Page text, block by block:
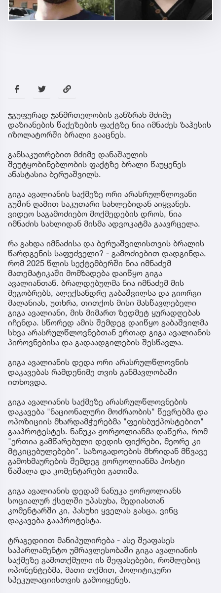
ჯგუფურად ჯანმრთელობის განზრახ მძიმე
დაზიანების წაქეზების ფაქტზე ნია იმნაძეს ზაჰესის
იზოლატორში ბრალი გააცნეს.
განსაკუთრებით მძიმე დანაშაულის
შეუტყობინებლობის ფაქტზე ბრალი წაუყენეს
ანასტასია ბერუაშვილს.
გიგა ავალიანის საქმეზე ორი არასრულწლოვანი
გუშინ ღამით საკუთარი სახლებიდან აიყვანეს.
ვიდეო საგამოძიებო მოქმედების დროს, ნია
იმნაძის სახლიდან მისმა ადვოკატმა გაავრცელა.
რა გახდა იმნაძისა და ბერუაშვილისთვის ბრალის
წარდგენის საფუძველი? - გამოძიებით დადგინდა,
რომ 2025 წლის სექტემბერში ნია იმნაძემ
მათემატიკაში მომზადება დაიწყო გიგა
ავალიანთან. ბრალდებულმა ნია იმნაძემ მის
მეგობრებს, ალექსანდრე გაბაშვილსა და გიორგი
მალანიას, უთხრა, თითქოს მისი მასწავლებელი
გიგა ავალიანი, მის მიმართ ზედმეტ ყურადღებას
იჩენდა. სწორედ ამის შემდეგ დაიწყო გაბაშვილმა
სხვა არასრულწლოვნებთან ერთად გიგა ავალიანის
პიროვნებისა და გადაადგილების შესწავლა.
გიგა ავალიანის დედა ორი არასრულწლოვნის
დაკავებას რამდენიმე თვის განმავლობაში
ითხოვდა.
გიგა ავალიანის საქმეზე არასრულწლოვნების
დაკავება "ნაციონალური მოძრაობის" წევრებმა და
ოპოზიციის მხარდამჭერებმა "ფეისბუქპოსტებით"
გააპროტესტეს. ნანუკა ჟორჟოლიანმა დაწერა, რომ
"ერთია გამწარებული დედის ფიქრები, მეორე კი
მტკიცებულებები". საზოგადოების მხრიდან მწვავე
გამოხმაურების შემდეგ ჟორჟოლიანმა პოსტი
წაშალა და კომენტარები გათიშა.
გიგა ავალიანის დედამ ნანუკა ჟორჟოლიანს
სოციალურ ქსელში უპასუხა, მედიასთან
კომენტარში კი, პასუხი ყველას გასცა, ვინც
დაკავება გააპროტესტა.
ტრაგედიით მანიპულირება - ასე შეაფასეს
საპარლამენტო უმრავლესობაში გიგა ავალიანის
საქმეზე გამოთქმული ის შეფასებები, რომლებიც
ოპონენტებმა, მათი თქმით, პოლიტიკური
სპეკულაციისთვის გამოიყენეს.